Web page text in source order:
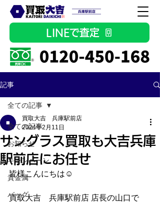
LINEで査定
記事
全ての記事
お知らせ
キャンペーン
貴金属
バッグ
全ての記事
サングラス買取も大吉兵庫
駅前店にお任せ
買取大吉 兵庫駅前店
2024年2月11日
皆様こんにちは☺
買取大吉　兵庫駅前店 店長の山口で